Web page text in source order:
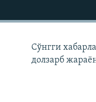
Сўнгги
долзарб